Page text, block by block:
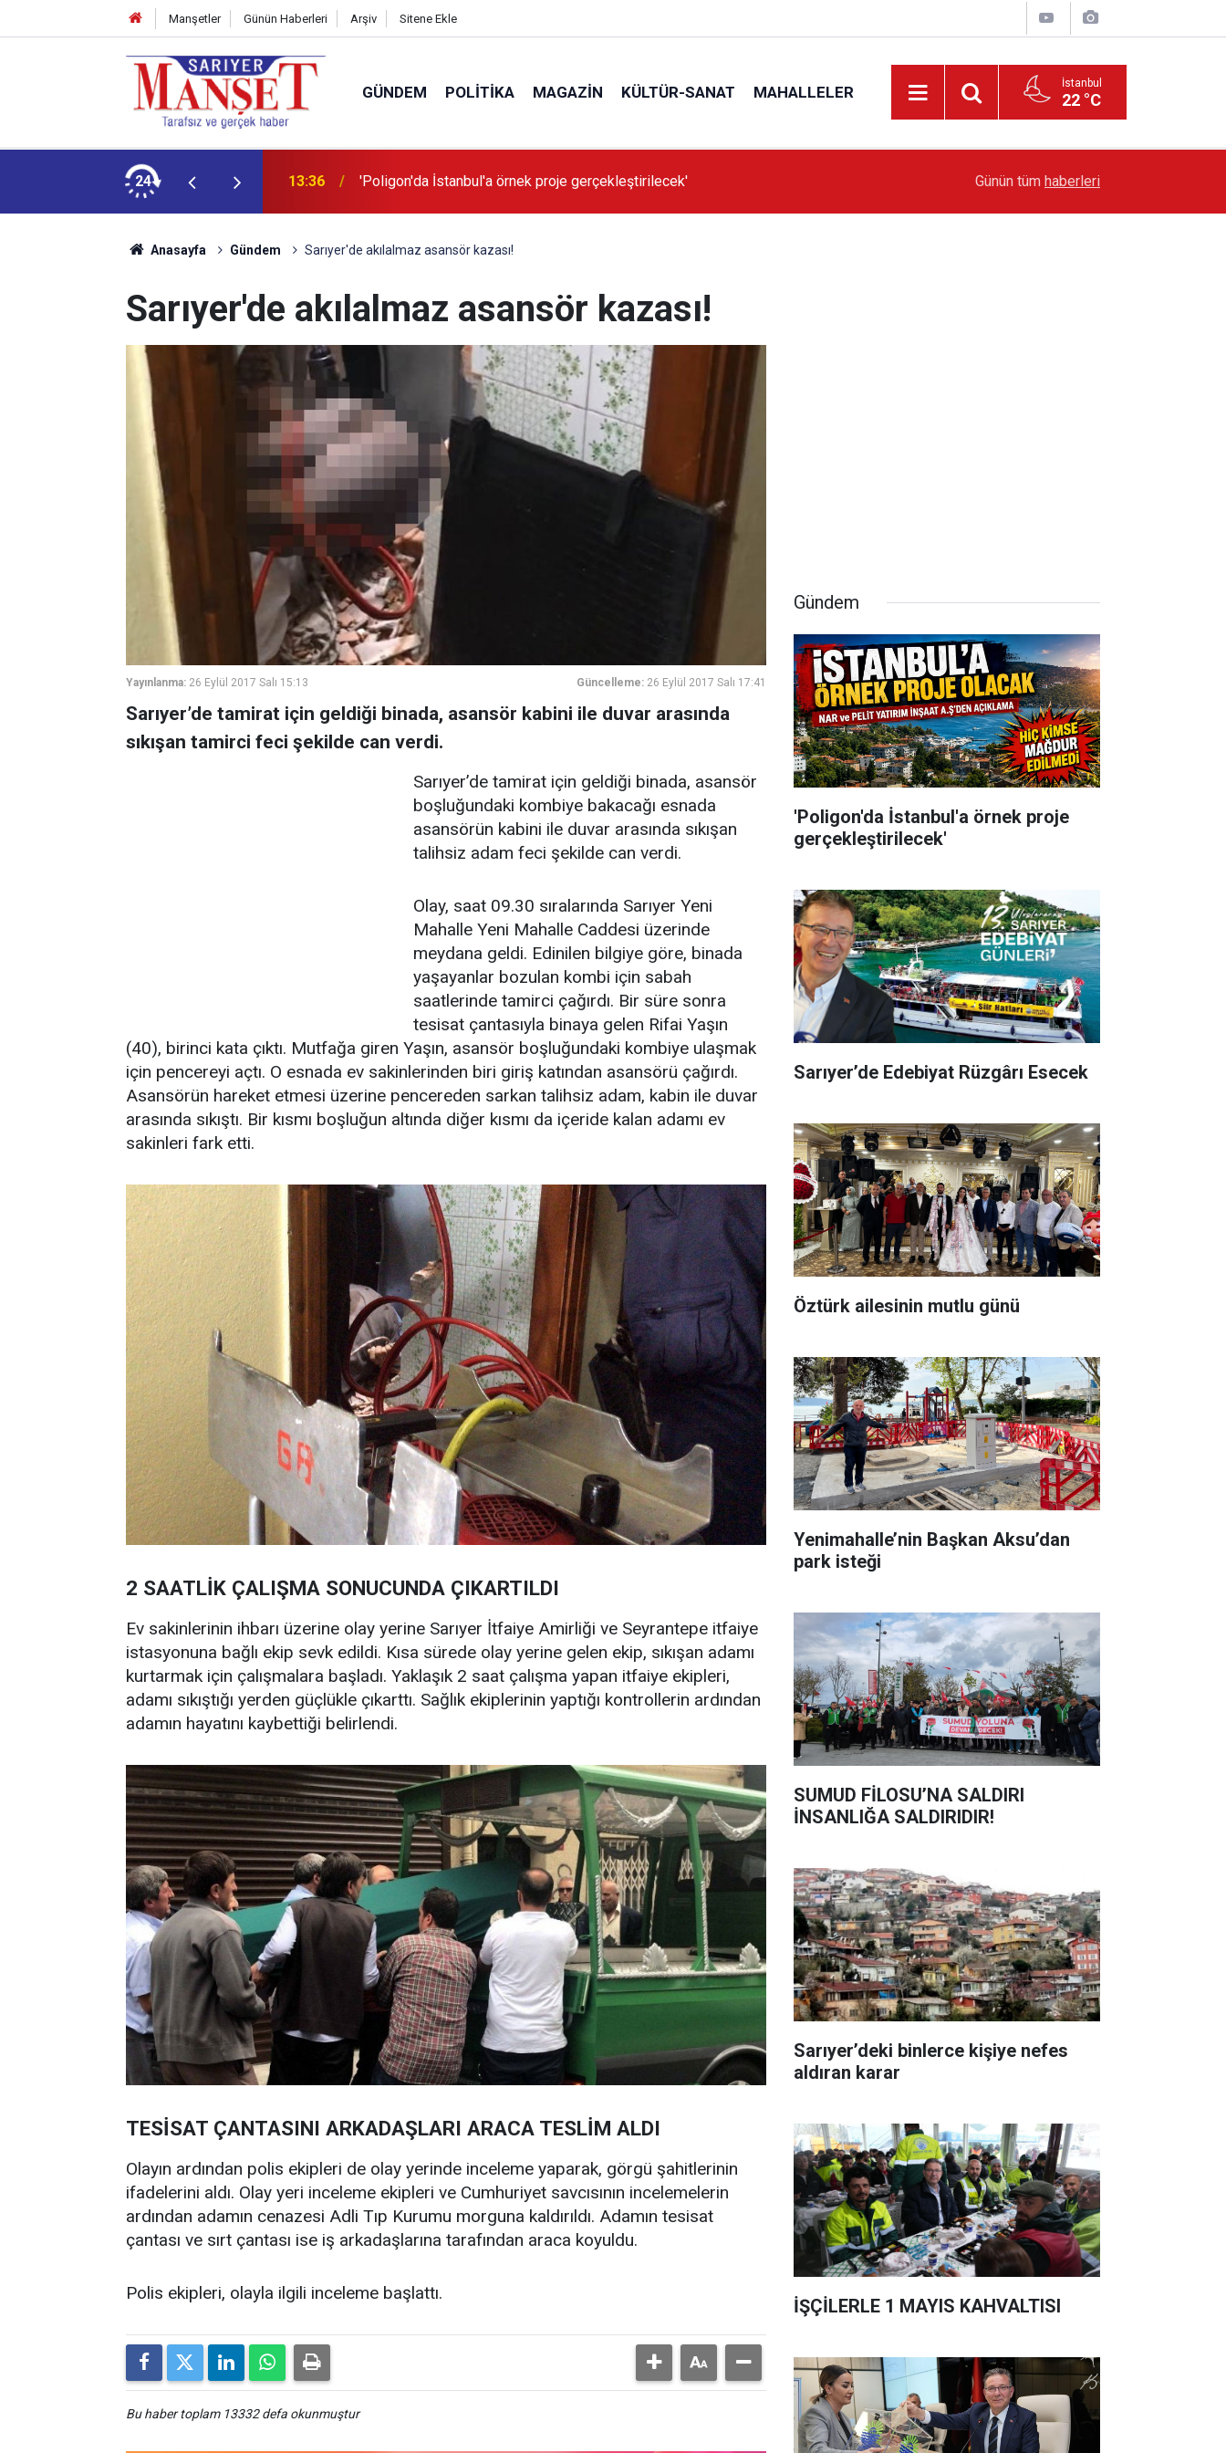
Manşetler Günün Haberleri Arşiv Sitene Ekle
GÜNDEM POLITIKA MAGAZIN KÜLTÜR-SANAT MAHALLELER İstanbul
22 °C
24 13:36 'Poligon'da İstanbul'a örnek proje gerçekleştirilecek' Sarıyer’de Edebiyat Rüzgârı Esecek
Günün tüm haberleri
Anasayfa Gündem Sarıyer'de akılalmaz asansör kazası!
Sarıyer'de akılalmaz asansör kazası!
Yayınlanma: 26 Eylül 2017 Salı 15:13 Güncelleme: 26 Eylül 2017 Salı 17:41
Sarıyer’de tamirat için geldiği binada, asansör kabini ile duvar arasında
sıkışan tamirci feci şekilde can verdi.
Sarıyer’de tamirat için geldiği binada, asansör
boşluğundaki kombiye bakacağı esnada
asansörün kabini ile duvar arasında sıkışan
talihsiz adam feci şekilde can verdi.
Olay, saat 09.30 sıralarında Sarıyer Yeni
Mahalle Yeni Mahalle Caddesi üzerinde
meydana geldi. Edinilen bilgiye göre, binada
yaşayanlar bozulan kombi için sabah
saatlerinde tamirci çağırdı. Bir süre sonra
tesisat çantasıyla binaya gelen Rifai Yaşın
(40), birinci kata çıktı. Mutfağa giren Yaşın, asansör boşluğundaki kombiye ulaşmak
için pencereyi açtı. O esnada ev sakinlerinden biri giriş katından asansörü çağırdı.
Asansörün hareket etmesi üzerine pencereden sarkan talihsiz adam, kabin ile duvar
arasında sıkıştı. Bir kısmı boşluğun altında diğer kısmı da içeride kalan adamı ev
sakinleri fark etti.
2 SAATLİK ÇALIŞMA SONUCUNDA ÇIKARTILDI
Ev sakinlerinin ihbarı üzerine olay yerine Sarıyer İtfaiye Amirliği ve Seyrantepe itfaiye
istasyonuna bağlı ekip sevk edildi. Kısa sürede olay yerine gelen ekip, sıkışan adamı
kurtarmak için çalışmalara başladı. Yaklaşık 2 saat çalışma yapan itfaiye ekipleri,
adamı sıkıştığı yerden güçlükle çıkarttı. Sağlık ekiplerinin yaptığı kontrollerin ardından
adamın hayatını kaybettiği belirlendi.
TESİSAT ÇANTASINI ARKADAŞLARI ARACA TESLİM ALDI
Olayın ardından polis ekipleri de olay yerinde inceleme yaparak, görgü şahitlerinin
ifadelerini aldı. Olay yeri inceleme ekipleri ve Cumhuriyet savcısının incelemelerin
ardından adamın cenazesi Adli Tıp Kurumu morguna kaldırıldı. Adamın tesisat
çantası ve sırt çantası ise iş arkadaşlarına tarafından araca koyuldu.
Polis ekipleri, olayla ilgili inceleme başlattı.
Bu haber toplam 13332 defa okunmuştur
Gündem
'Poligon'da İstanbul'a örnek proje
gerçekleştirilecek'
Sarıyer’de Edebiyat Rüzgârı Esecek
Öztürk ailesinin mutlu günü
Yenimahalle’nin Başkan Aksu’dan
park isteği
SUMUD FİLOSU’NA SALDIRI
İNSANLIĞA SALDIRIDIR!
Sarıyer’deki binlerce kişiye nefes
aldıran karar
İŞÇİLERLE 1 MAYIS KAHVALTISI